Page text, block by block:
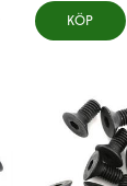
till i favoriter
KÖP